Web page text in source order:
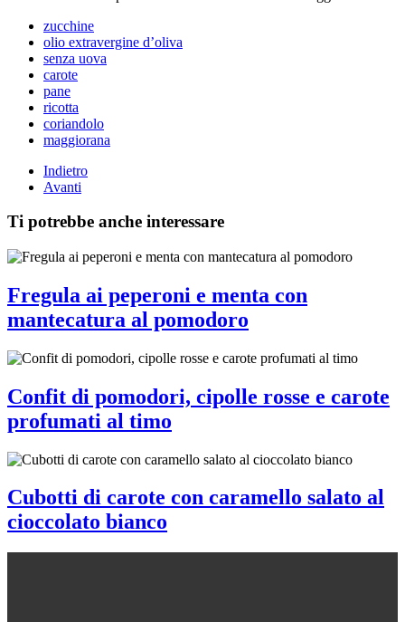
zucchine
olio extravergine d’oliva
senza uova
carote
pane
ricotta
coriandolo
maggiorana
Indietro
Avanti
Ti potrebbe anche interessare
Fregula ai peperoni e menta con
mantecatura al pomodoro
Confit di pomodori, cipolle rosse e carote
profumati al timo
Cubotti di carote con caramello salato al
cioccolato bianco